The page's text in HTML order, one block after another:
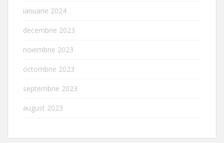
ianuarie 2024
decembrie 2023
noiembrie 2023
octombrie 2023
septembrie 2023
august 2023